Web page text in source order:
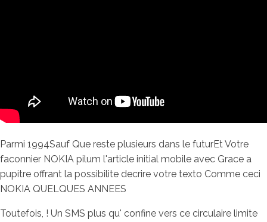
Parmi 1994Sauf Que reste plusieurs dans le futurEt Votre
faconnier NOKIA pilum l'article initial mobile avec Grace a
pupitre offrant la possibilite decrire votre texto Comme ceci
NOKIA QUELQUES ANNEES
Toutefois, ! Un SMS plus qu' confine vers ce circulaire limite